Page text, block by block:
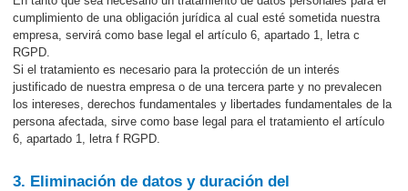
cumplimiento de una obligación jurídica al cual esté sometida nuestra
empresa, servirá como base legal el artículo 6, apartado 1, letra c
RGPD.
Si el tratamiento es necesario para la protección de un interés
justificado de nuestra empresa o de una tercera parte y no prevalecen
los intereses, derechos fundamentales y libertades fundamentales de la
persona afectada, sirve como base legal para el tratamiento el artículo
6, apartado 1, letra f RGPD.
3. Eliminación de datos y duración del